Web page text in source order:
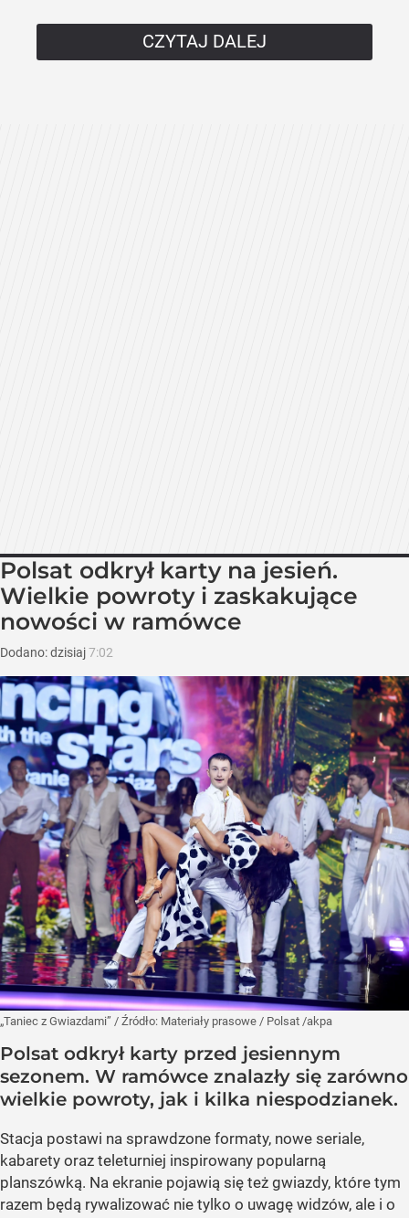
CZYTAJ DALEJ
Polsat odkrył karty na jesień.
Wielkie powroty i zaskakujące
nowości w ramówce
Dodano:dzisiaj7:02
„Taniec z Gwiazdami” / Źródło: Materiały prasowe / Polsat /akpa
Polsat odkrył karty przed jesiennym
sezonem. W ramówce znalazły się zarówno
wielkie powroty, jak i kilka niespodzianek.
Stacja postawi na sprawdzone formaty, nowe seriale,
kabarety oraz teleturniej inspirowany popularną
planszówką. Na ekranie pojawią się też gwiazdy, które tym
razem będą rywalizować nie tylko o uwagę widzów, ale i o